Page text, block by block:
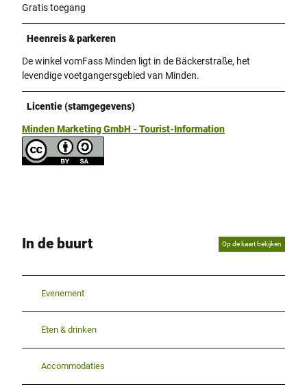
Gratis toegang
Heenreis & parkeren
De winkel vomFass Minden ligt in de Bäckerstraße, het
levendige voetgangersgebied van Minden.
Licentie (stamgegevens)
Minden Marketing GmbH - Tourist-Information
In de buurt Op de kaart bekijken
Evenement
Eten & drinken
Accommodaties